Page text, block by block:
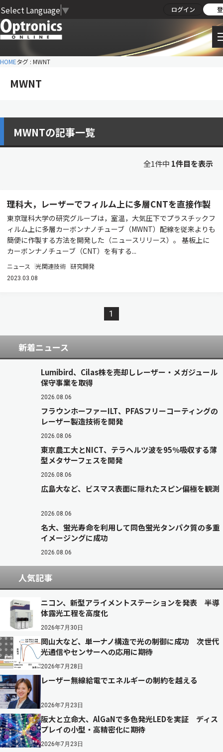
Select Language ▼ ログイン
HOMEタグ : MWNT
MWNT
MWNTの記事一覧
全1件中 1件目を表示
理科大，レーザーでフィルム上に多層CNTを直接作製
東京理科大学の研究グループは，室温，大気圧下でプラスチックフ
ィルム上に多層カーボンナノチューブ（MWNT）配線を従来よりも
簡便に作製する方法を開発した（ニュースリリース）。 基板上に
カーボンナノチューブ（CNT）を有する...
ニュース 光関連技術 研究開発
2023.03.08
1
新着ニュース
Lumibird、Cilas株を売却しレーザー・メガジュール
保守事業を取得
2026.08.06
フラウンホーファーILT、PFASフリーコーティングの
レーザー製造技術を開発
2026.08.06
東京農工大とNICT、テラヘルツ波を95％吸収する薄
型メタサーフェスを開発
2026.08.06
広島大など、ビスマス表面に隠れたスピン偏極を観測
2026.08.06
名大、蛍光寿命を利用して同色蛍光タンパク質の多重
イメージングに成功
2026.08.06
人気記事
ニコン、新型アライメントステーションを発表 半導
体露光工程を高度化
2026年7月30日
岡山大など、単一ナノ構造で光の制御に成功 次世代
光通信やセンサーへの応用に期待
2026年7月28日
レーザー無線給電でエネルギーの制約を越える
2026年7月23日
阪大と立命大、AlGaNで多色発光LEDを実証 ディス
プレイの小型・高精密化に期待
2026年7月23日